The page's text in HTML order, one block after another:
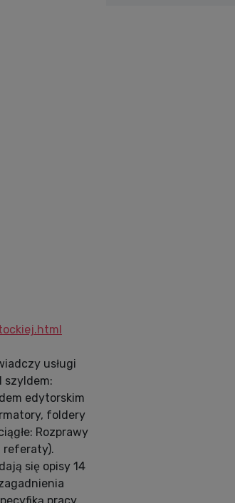
usługi
szyldem:
edytorskim
foldery
Rozprawy
referaty).
się opisy 14